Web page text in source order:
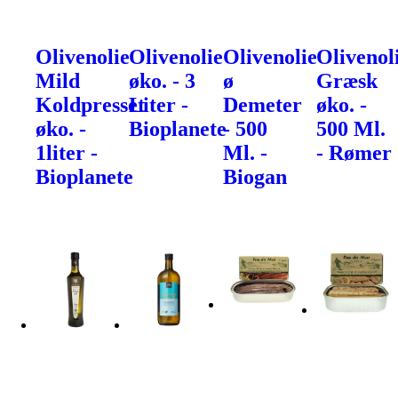
Olivenolie
Mild
Koldpresset
øko. -
1liter -
Bioplanete
Olivenolie
øko. - 3
Liter -
Bioplanete
Olivenolie
ø
Demeter
- 500
Ml. -
Biogan
Græsk
øko. -
500 Ml.
- Rømer